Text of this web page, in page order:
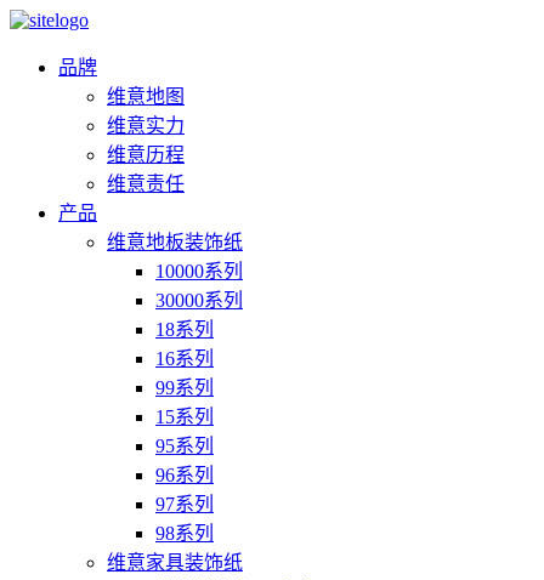
品牌
维意地图
维意实力
维意历程
维意责任
产品
维意地板装饰纸
10000系列
30000系列
18系列
16系列
99系列
15系列
95系列
96系列
97系列
98系列
维意家具装饰纸